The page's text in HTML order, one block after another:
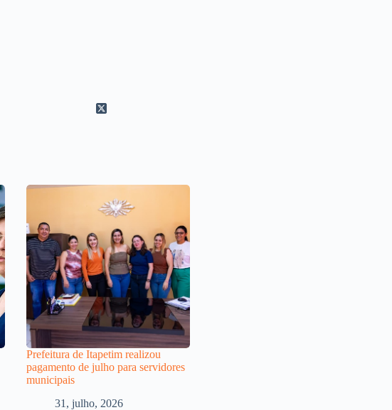
Prefeitura de Itapetim realizou
pagamento de julho para servidores
municipais
31, julho, 2026